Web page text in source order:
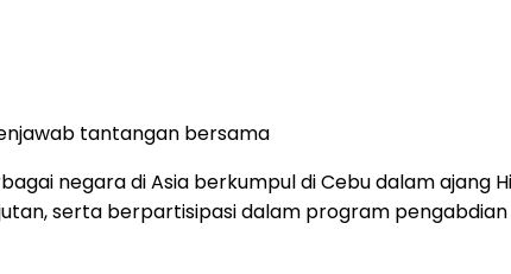
tantangan bersama
negara di Asia berkumpul di Cebu dalam ajang
serta berpartisipasi dalam program